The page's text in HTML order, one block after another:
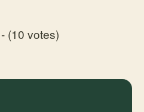
(10 votes)